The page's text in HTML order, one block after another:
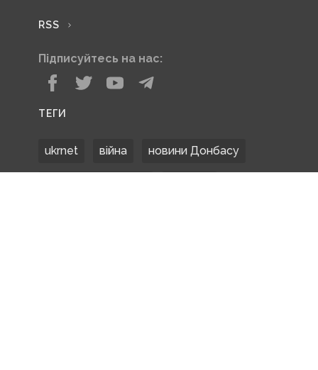
RSS
Підписуйтесь на нас:
ТЕГИ
ukrnet війна новини Донбасу